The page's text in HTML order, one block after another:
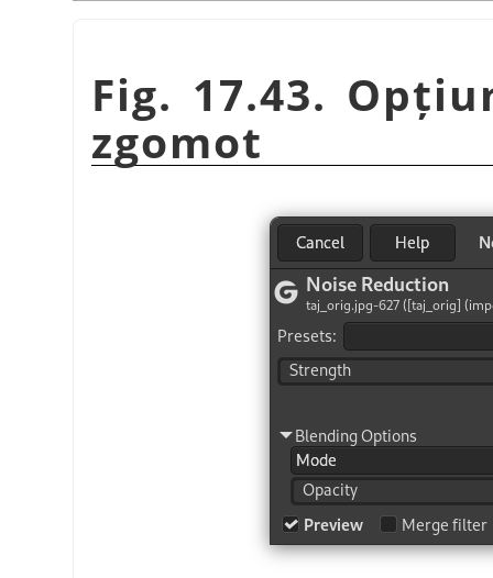
Fig. 17.43.
zgomot